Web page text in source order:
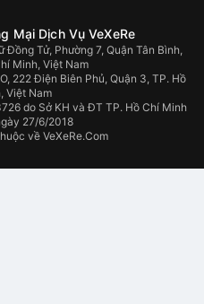
Mại Dịch Vụ VeXeRe
Tử, Phường 7, Quận Tân Bình,
Minh, Việt Nam
222 Điện Biên Phủ, Quận 3, TP. Hồ
Việt Nam
do Sở KH và ĐT TP. Hồ Chí Minh
27/6/2018
về VeXeRe.Com